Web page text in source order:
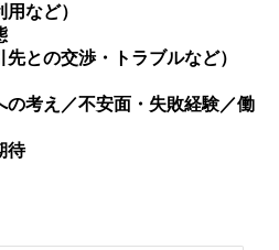
など）
との交渉・トラブルなど）
考え／不安面・失敗経験／働
待